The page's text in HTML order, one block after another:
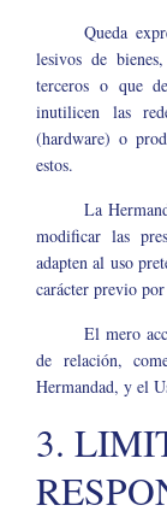
Queda
lesivos de
terceros o que
inutilicen las
(hardware) o
estos.
La
modificar las
adapten al uso
carácter previo
El mero
de relación,
Hermandad, y el
3.